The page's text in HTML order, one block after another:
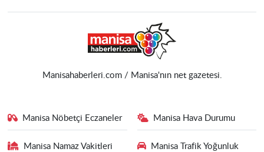
Manisahaberleri.com / Manisa'nın net gazetesi.
Manisa Nöbetçi Eczaneler Manisa Hava Durumu
Manisa Namaz Vakitleri
Manisa Trafik Yoğunluk